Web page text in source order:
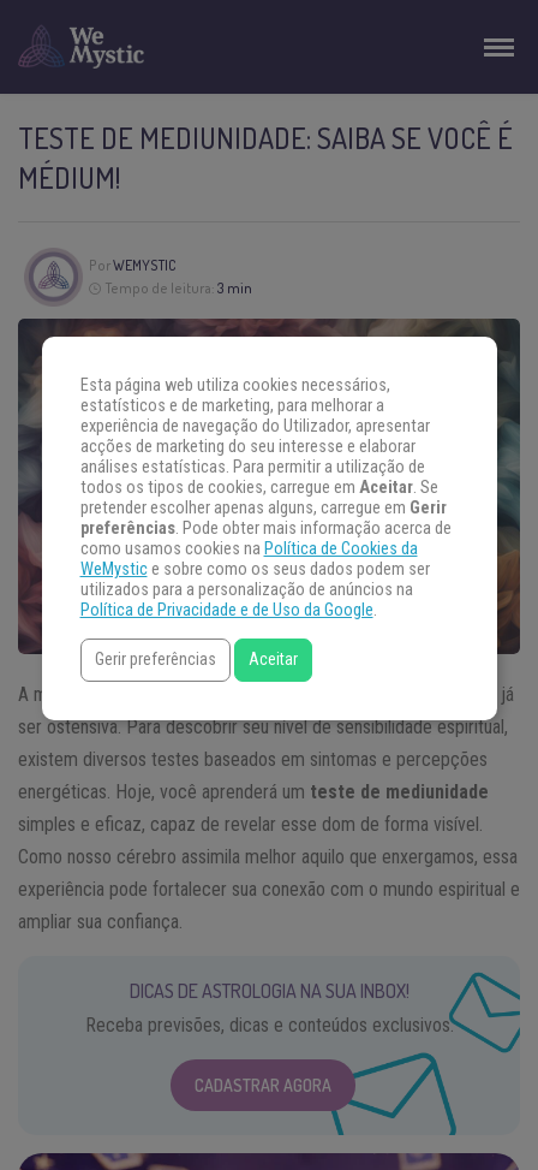
TESTE DE MEDIUNIDADE: SAIBA SE VOCÊ É
MÉDIUM!
PorWEMYSTIC
Tempo de leitura: 3 min
A mediunidade pode estar adormecida, em desenvolvimento ou já
ser ostensiva. Para descobrir seu nível de sensibilidade espiritual,
existem diversos testes baseados em sintomas e percepções
energéticas. Hoje, você aprenderá um teste de mediunidade
simples e eficaz, capaz de revelar esse dom de forma visível.
Como nosso cérebro assimila melhor aquilo que enxergamos, essa
experiência pode fortalecer sua conexão com o mundo espiritual e
ampliar sua confiança.
DICAS DE ASTROLOGIA NA SUA INBOX!
Receba previsões, dicas e conteúdos exclusivos.
CADASTRAR AGORA
Esta página web utiliza cookies necessários,
estatísticos e de marketing, para melhorar a
experiência de navegação do Utilizador, apresentar
acções de marketing do seu interesse e elaborar
análises estatísticas. Para permitir a utilização de
todos os tipos de cookies, carregue em Aceitar. Se
pretender escolher apenas alguns, carregue em Gerir
preferências. Pode obter mais informação acerca de
como usamos cookies na Política de Cookies da
WeMystice sobre como os seus dados podem ser
utilizados para a personalização de anúncios na
Política de Privacidade e de Uso da Google.
Gerir preferências Aceitar